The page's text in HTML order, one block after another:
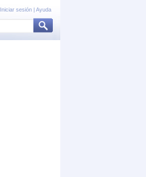
Iniciar sesión | Ayuda